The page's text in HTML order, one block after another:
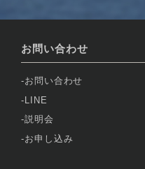
お問い合わせ
お問い合わせ
LINE
説明会
お申し込み